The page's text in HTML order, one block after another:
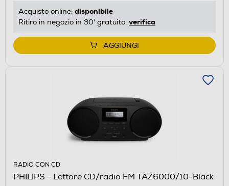
Acquisto online: disponibile
Ritiro in negozio in 30' gratuito: verifica
AGGIUNGI
RADIO CON CD
PHILIPS - Lettore CD/radio FM TAZ6000/10-Black